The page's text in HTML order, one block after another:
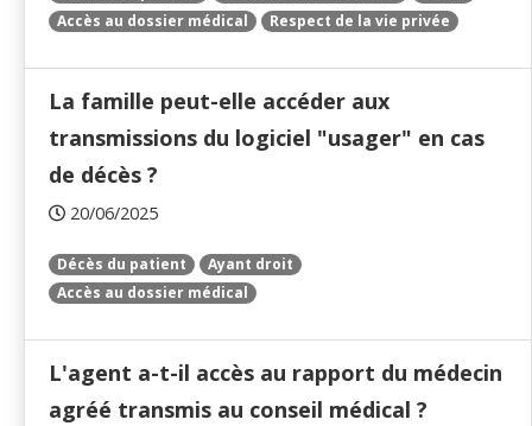
Accès au dossier médical
Respect de la vie privée
La famille peut-elle accéder aux
transmissions du logiciel "usager" en cas
de décès ?
20/06/2025
Décès du patient
Ayant droit
Accès au dossier médical
L'agent a-t-il accès au rapport du médecin
agréé transmis au conseil médical ?